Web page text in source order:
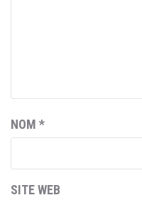
NOM *
SITE WEB